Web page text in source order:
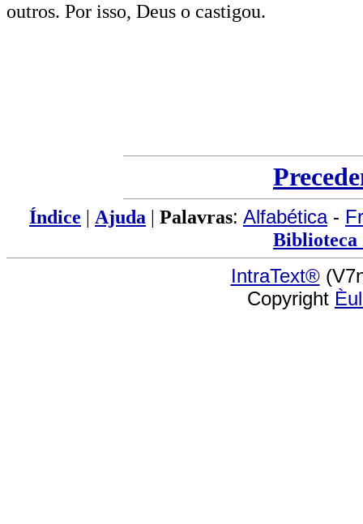
outros. Por isso, Deus o castigou.
Índice | Ajuda | Palavras: Alfabética-
IntraText®
Copyright